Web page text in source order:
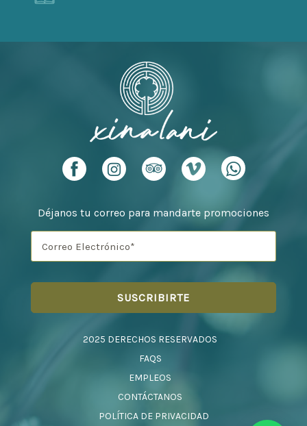
Déjanos tu correo para mandarte promociones
2025 DERECHOS RESERVADOS
FAQS
EMPLEOS
CONTÁCTANOS
POLÍTICA DE PRIVACIDAD